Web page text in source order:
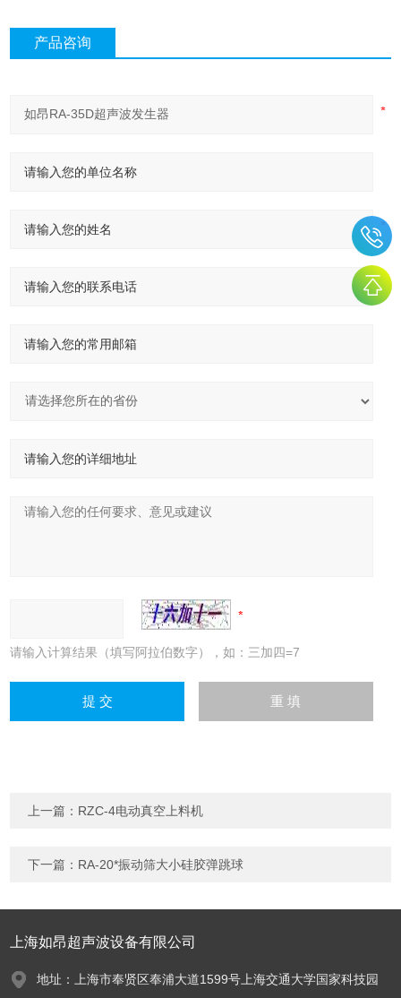
产品咨询
请输入计算结果（填写阿拉伯数字），如：三加四=7
上一篇： RZC-4电动真空上料机
下一篇： RA-20*振动筛大小硅胶弹跳球
上海如昂超声波设备有限公司
地址：上海市奉贤区奉浦大道1599号上海交通大学国家科技园